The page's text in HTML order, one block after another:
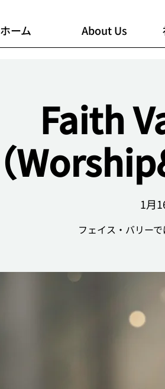
ホーム About Us
Faith
（
1月